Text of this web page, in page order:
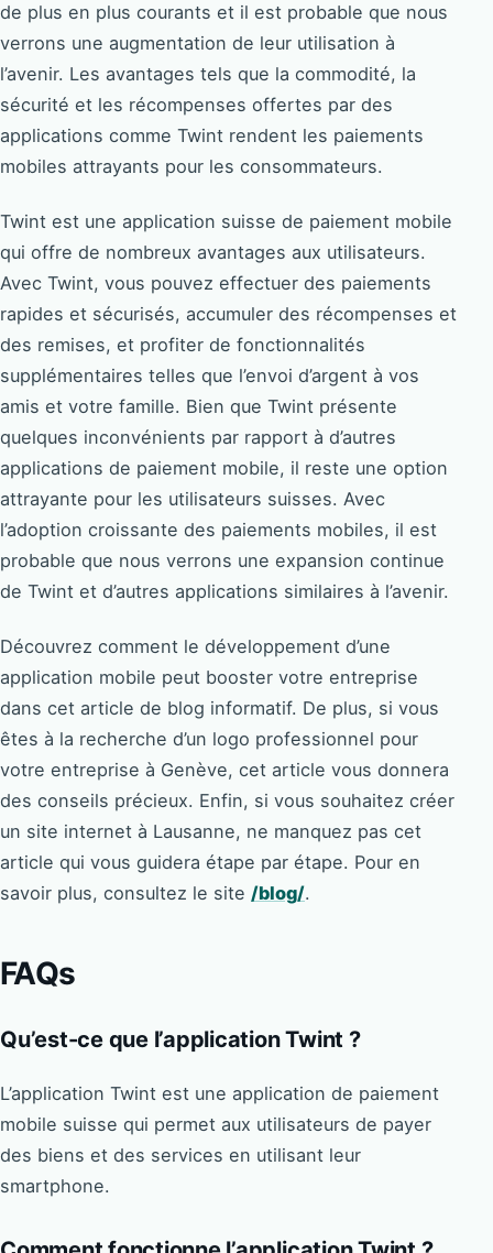
de plus en plus courants et il est probable que nous
verrons une augmentation de leur utilisation à
l’avenir. Les avantages tels que la commodité, la
sécurité et les récompenses offertes par des
applications comme Twint rendent les paiements
mobiles attrayants pour les consommateurs.
Twint est une application suisse de paiement mobile
qui offre de nombreux avantages aux utilisateurs.
Avec Twint, vous pouvez effectuer des paiements
rapides et sécurisés, accumuler des récompenses et
des remises, et profiter de fonctionnalités
supplémentaires telles que l’envoi d’argent à vos
amis et votre famille. Bien que Twint présente
quelques inconvénients par rapport à d’autres
applications de paiement mobile, il reste une option
attrayante pour les utilisateurs suisses. Avec
l’adoption croissante des paiements mobiles, il est
probable que nous verrons une expansion continue
de Twint et d’autres applications similaires à l’avenir.
Découvrez comment le développement d’une
application mobile peut booster votre entreprise
dans cet article de blog informatif. De plus, si vous
êtes à la recherche d’un logo professionnel pour
votre entreprise à Genève, cet article vous donnera
des conseils précieux. Enfin, si vous souhaitez créer
un site internet à Lausanne, ne manquez pas cet
article qui vous guidera étape par étape. Pour en
savoir plus, consultez le site /blog/.
FAQs
Qu’est-ce que l’application Twint ?
L’application Twint est une application de paiement
mobile suisse qui permet aux utilisateurs de payer
des biens et des services en utilisant leur
smartphone.